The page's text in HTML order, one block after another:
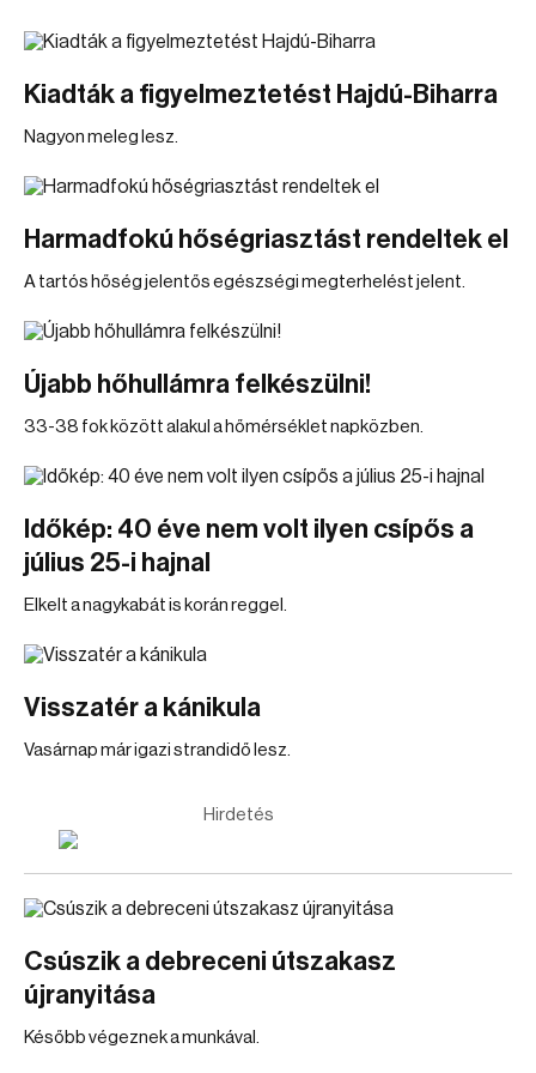
Kiadták a figyelmeztetést Hajdú-Biharra
Nagyon meleg lesz.
Harmadfokú hőségriasztást rendeltek el
A tartós hőség jelentős egészségi megterhelést jelent.
Újabb hőhullámra felkészülni!
33-38 fok között alakul a hőmérséklet napközben.
Időkép: 40 éve nem volt ilyen csípős a
július 25-i hajnal
Elkelt a nagykabát is korán reggel.
Visszatér a kánikula
Vasárnap már igazi strandidő lesz.
Hirdetés
Csúszik a debreceni útszakasz
újranyitása
Később végeznek a munkával.